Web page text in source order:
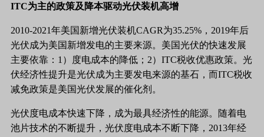
ITC为主的政策及降本驱动光伏装机高增
2010-2021年美国新增光伏装机CAGR为35.25%，2019年后
光伏成为美国新增发电的主要来源。美国光伏的快速发展
主要依靠：1）度电成本的降低；2）ITC税收优惠政策。光
伏经济性提升是光伏成为主要发电来源的基石，而ITC税收
减免政策是美国光伏发展的催化剂。
光伏度电成本快速下降，成为最具经济性的能源。随着电
池片技术的不断提升，光伏度电成本不断下降， 2013年经